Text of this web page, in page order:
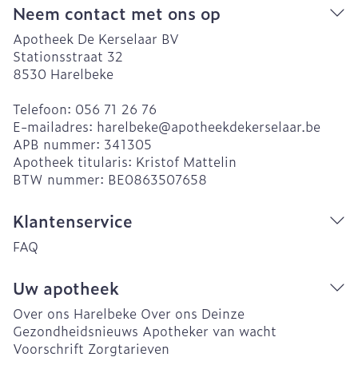
Neem contact met ons op
Apotheek De Kerselaar BV
Stationsstraat 32
8530 Harelbeke
Telefoon: 056 71 26 76
E-mailadres: harelbeke@apotheekdekerselaar.be
APB nummer: 341305
Apotheek titularis: Kristof Mattelin
BTW nummer: BE0863507658
Klantenservice
FAQ
Uw apotheek
Over ons Harelbeke Over ons Deinze
Gezondheidsnieuws Apotheker van wacht
Voorschrift Zorgtarieven